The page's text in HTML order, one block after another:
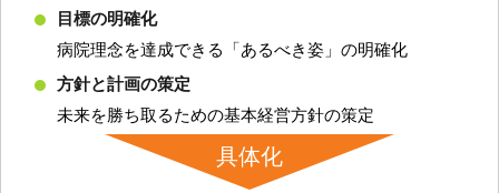
目標の明確化
病院理念を達成できる「あるべき姿」の明確化
方針と計画の策定
未来を勝ち取るための基本経営方針の策定
具体化